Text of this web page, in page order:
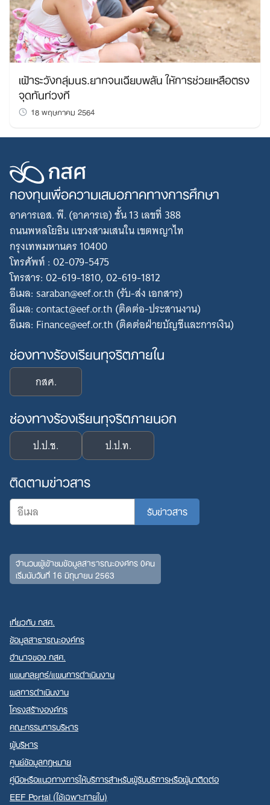
Search
for:
เฝ้าระวังกลุ่มนร.ยากจนเฉียบพลัน ให้การช่วยเหลือตรง
จุดทันท่วงที
18 พฤษภาคม 2564
กองทุนเพื่อความเสมอภาคทางการศึกษา
อาคารเอส. พี. (อาคารเอ) ชั้น 13 เลขที่ 388
ถนนพหลโยธิน แขวงสามเสนใน เขตพญาไท
กรุงเทพมหานคร 10400
โทรศัพท์ : 02-079-5475
โทรสาร: 02-619-1810, 02-619-1812
อีเมล: saraban@eef.or.th (รับ-ส่ง เอกสาร)
อีเมล: contact@eef.or.th (ติดต่อ-ประสานงาน)
อีเมล: Finance@eef.or.th (ติดต่อฝ่ายบัญชีและการเงิน)
ช่องทางร้องเรียนทุจริตภายใน
กสศ.
ช่องทางร้องเรียนทุจริตภายนอก
ป.ป.ช. ป.ป.ท.
ติดตามข่าวสาร
จำนวนผู้เข้าชมข้อมูลสาธารณะองค์กร 0คน
เริ่มนับวันที่ 16 มิถุนายน 2563
เกี่ยวกับ กสศ.
ข้อมูลสาธารณะองค์กร
อำนาจของ กสศ.
แผนกลยุทธ์/แผนการดำเนินงาน
ผลการดำเนินงาน
โครงสร้างองค์กร
คณะกรรมการบริหาร
ผู้บริหาร
ศูนย์ข้อมูลกฎหมาย
คู่มือหรือแนวทางการให้บริการสำหรับผู้รับบริการหรือผู้มาติดต่อ
EEF Portal (ใช้เฉพาะภายใน)